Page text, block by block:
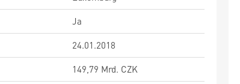
Ja
24.01.2018
149,79 Mrd. CZK